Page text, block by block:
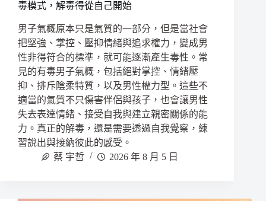
毒模式，解毒得從自己開始
男子氣概原本只是氣質的一部分，但是當社會
把堅強、掌控、壓抑情緒與追求權力，變成男
性非得符合的標準，就可能逐漸產生毒性。常
見的有毒男子氣概，包括絕對掌控、情緒壓
抑、排斥陰柔特質，以及男性權力型。這些不
適當的氣質不只傷害伴侶與孩子，也會讓男性
失去表達情緒、接受自我與建立親密關係的能
力。真正的解毒，還是需要透過自我覺察，練
習說出與接納彼此的感受。
蔡 宇哲
2026 年 8 月 5 日